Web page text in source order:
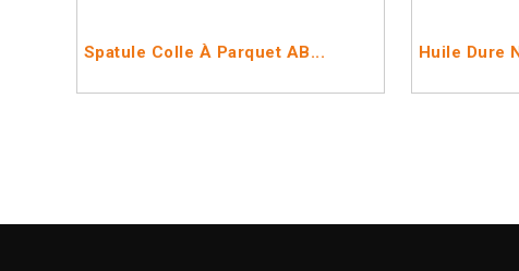
Spatule Colle À Parquet AB... Huile Dure